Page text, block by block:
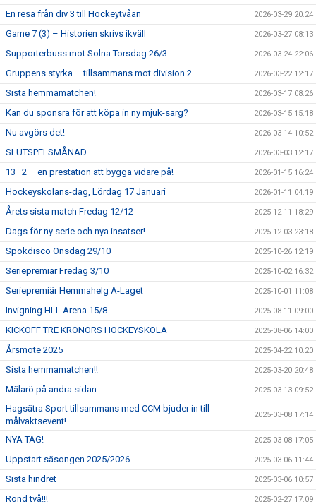
En resa från div 3 till Hockeytvåan 2026-03-29 20:24
Game 7 (3) – Historien skrivs ikväll 2026-03-27 08:13
Supporterbuss mot Solna Torsdag 26/3 2026-03-24 22:06
Gruppens styrka – tillsammans mot division 2 2026-03-22 12:17
Sista hemmamatchen! 2026-03-17 08:26
Kan du sponsra för att köpa in ny mjuk-sarg? 2026-03-15 15:18
Nu avgörs det! 2026-03-14 10:52
SLUTSPELSMÅNAD 2026-03-03 12:17
13–2 – en prestation att bygga vidare på! 2026-01-15 16:24
Hockeyskolans-dag, Lördag 17 Januari 2026-01-11 04:19
Årets sista match Fredag 12/12 2025-12-11 18:29
Dags för ny serie och nya insatser! 2025-12-03 23:18
Spökdisco Onsdag 29/10 2025-10-26 12:19
Seriepremiär Fredag 3/10 2025-10-02 16:32
Seriepremiär Hemmahelg A-Laget 2025-10-01 11:08
Invigning HLL Arena 15/8 2025-08-11 09:00
KICKOFF TRE KRONORS HOCKEYSKOLA 2025-08-06 14:00
Årsmöte 2025 2025-04-22 10:20
Sista hemmamatchen!! 2025-03-20 20:48
Mälarö på andra sidan. 2025-03-13 09:52
Hagsätra Sport tillsammans med CCM bjuder in till
målvaktsevent!
2025-03-08 17:14
NYA TAG! 2025-03-08 17:05
Uppstart säsongen 2025/2026 2025-03-06 11:44
Sista hindret 2025-03-06 10:57
Rond två!!! 2025-02-27 17:09